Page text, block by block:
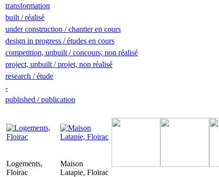
transformation
built / réalisé
under construction / chantier en cours
design in progress / études en cours
competition, unbuilt / concours, non réalisé
project, unbuilt / projet, non réalisé
research / étude
-
published / publication
Logements,
Floirac
Maison
Latapie, Floirac